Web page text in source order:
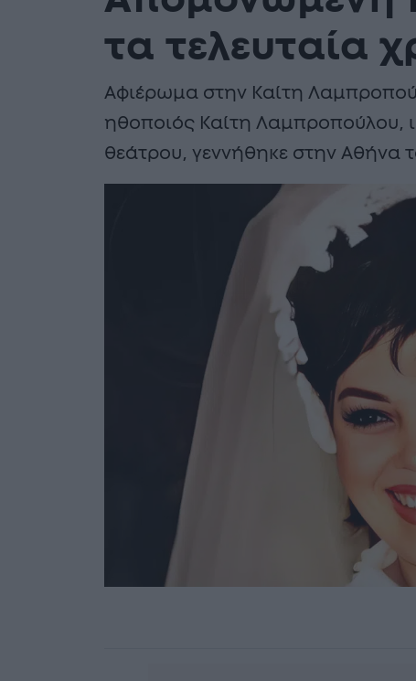
τα τελευταία
Αφιέρωμα στην Καίτη
ηθοποιός Καίτη Λαμπροπούλου,
θεάτρου, γεννήθηκε στην Αθήνα